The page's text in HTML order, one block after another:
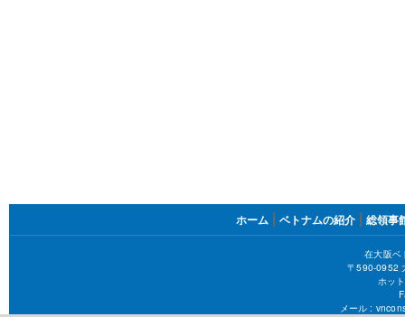
FOOTER
MENU
ホーム ベトナムの紹介 総領事
在大阪ベ
〒590-0952
ホッ
メール :